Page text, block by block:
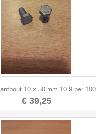
10 x 50 mm 10.9 per 100
€ 39,25